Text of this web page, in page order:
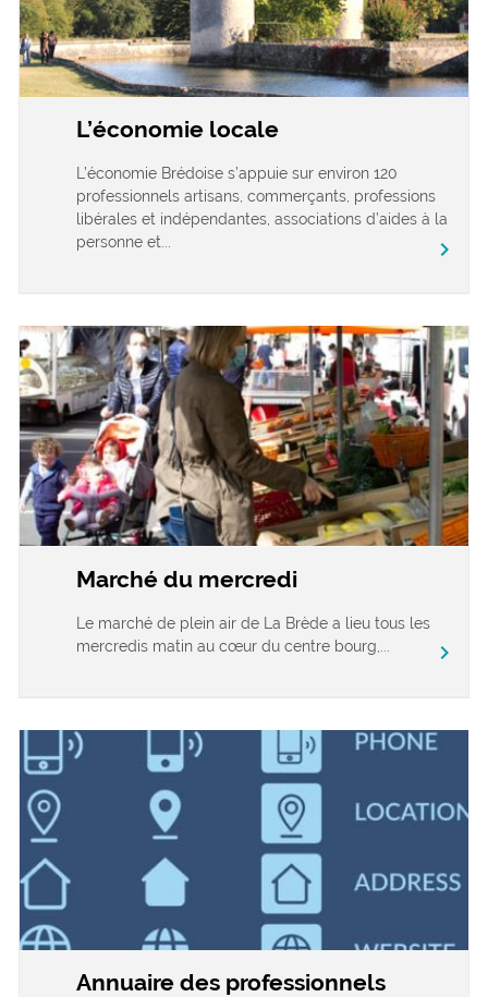
L’économie locale
L’économie Brédoise s’appuie sur environ 120
professionnels artisans, commerçants, professions
libérales et indépendantes, associations d’aides à la
personne et...
chevron_right
Marché du mercredi
Le marché de plein air de La Brède a lieu tous les
mercredis matin au cœur du centre bourg,...
chevron_right
Annuaire des professionnels